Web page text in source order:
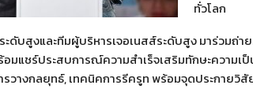
ทั่วโลก
ดับสูงและทีมผู้บริหารเจอเนสส์ระดับสูง มาร่วมถ่
มแชร์ประสบการณ์ความสำเร็จเสริมทักษะความเ
รวางกลยุทธ์, เทคนิคการรีครูท พร้อมจุดประกายวิ